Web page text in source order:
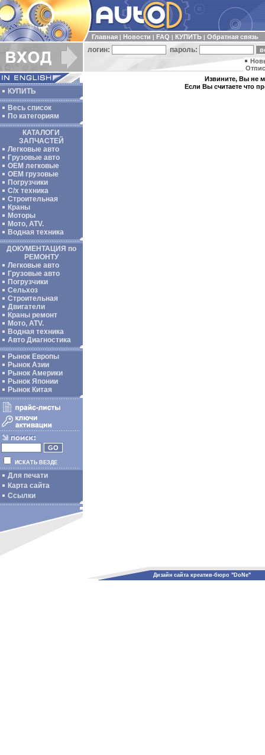
Главная Новости FAQ КУПИТЬ Обратная связь
логин: пароль:
КУПИТЬ
Весь список
По категориям
КАТАЛОГИ
ЗАПЧАСТЕЙ
Легковые авто
Грузовые авто
ОЕМ легковые
OEM грузовые
Погрузчики
С/х техника
Строительная
Краны
Моторы
Мото, ATV.
Водная техника
ДОКУМЕНТАЦИЯ по
РЕМОНТУ
Легковые авто
Грузовые авто
Погрузчики
Сельхоз
Строительная
Двигатели
Краны ремонт
Мото, ATV.
Водная техника
Авто Диагностика
Рынок Европы
Рынок Азии
Рынок Америки
Рынок Японии
Рынок Китая
ИСКАТЬ ВЕЗДЕ
Для печати
Карта сайта
Ссылки
Извините, Вы не
Если Вы считаете что
Дизайн сайта креатив-бюро "DoNe"